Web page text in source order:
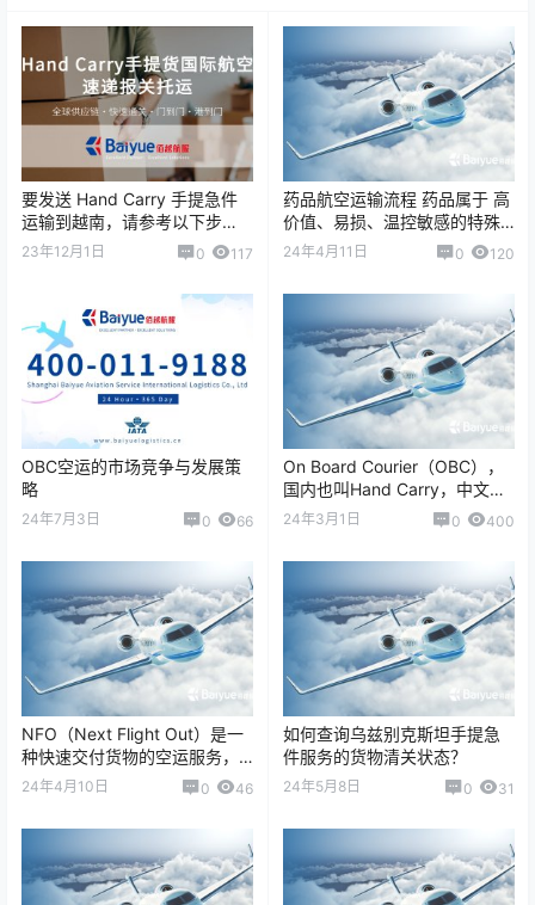
要发送 Hand Carry 手提急件
运输到越南，请参考以下步
骤： 1. 选择一家靠谱的 Hand
23年12月1日 0 117
药品航空运输流程 药品属于 高
价值、易损、温控敏感的特殊
货物，在空运过程中需要严格
遵守运输规范，以确保药品质
量和安全。 …
24年4月11日 0 120
OBC空运的市场竞争与发展策
略
24年7月3日 0 66
On Board Courier（OBC），
国内也叫Hand Carry，中文通
常被翻译为“手提急件&rdq…
24年3月1日 0 400
NFO（Next Flight Out）是一
种快速交付货物的空运服务，
通常用于紧急时刻或有时间敏
感性的货物。 了解更多：…
24年4月10日 0 46
如何查询乌兹别克斯坦手提急
件服务的货物清关状态？
24年5月8日 0 31